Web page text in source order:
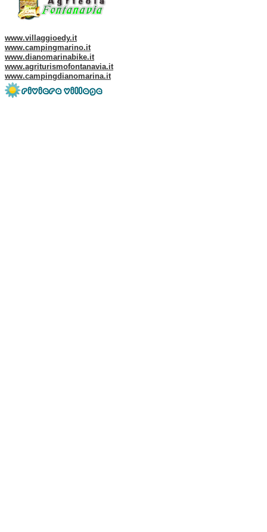
www.villaggioedy.it
www.campingmarino.it
www.dianomarinabike.it
www.agriturismofontanavia.it
www.campingdianomarina.it